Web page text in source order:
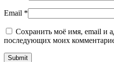
Email *
Сохранить моё имя, email и
последующих моих